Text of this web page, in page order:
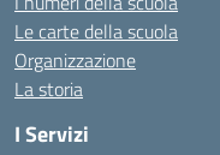
Le carte della scuola
Organizzazione
La storia
I Servizi